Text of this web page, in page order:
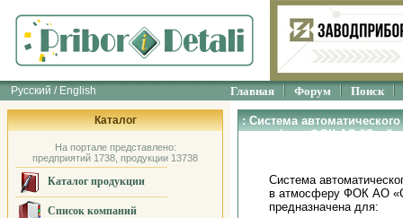
Русский / English Главная Форум Поиск
Каталог
На портале представлено:
предприятий 1738, продукции 13738
Каталог продукции
Список компаний
: Система
атмосферу ФОК АО
Система
в атмосферу ФОК АО
предназначена для: